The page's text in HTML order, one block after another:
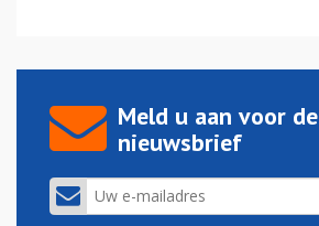
Meld u aan voor de
nieuwsbrief